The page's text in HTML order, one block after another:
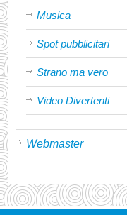
Musica
Spot pubblicitari
Strano ma vero
Video Divertenti
Webmaster